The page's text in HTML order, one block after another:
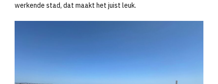
werkende stad, dat maakt het juist leuk.